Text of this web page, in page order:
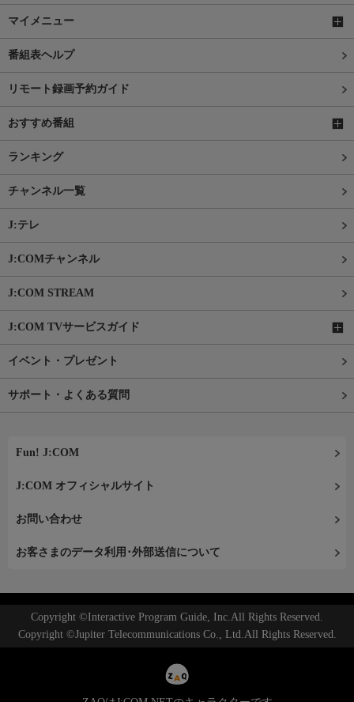
マイメニュー
番組表ヘルプ
リモート録画予約ガイド
おすすめ番組
ランキング
チャンネル一覧
J:テレ
J:COMチャンネル
J:COM STREAM
J:COM TVサービスガイド
イベント・プレゼント
サポート・よくある質問
Fun! J:COM
J:COM オフィシャルサイト
お問い合わせ
お客さまのデータ利用･外部送信について
Copyright ©Interactive Program Guide, Inc.All Rights Reserved.
Copyright ©Jupiter Telecommunications Co., Ltd.All Rights Reserved.